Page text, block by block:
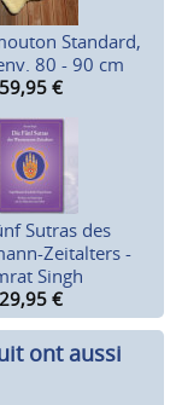
Standard,
80 - 90 cm
59,95 €
Sutras des
Zeitalters -
Singh
29,95 €
ont aussi